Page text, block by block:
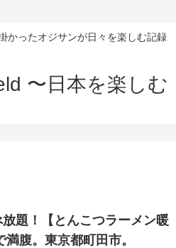
かったオジサンが日々を楽しむ記録
〜日本を楽しむ
題！【とんこつラーメン暖
腹。東京都町田市。